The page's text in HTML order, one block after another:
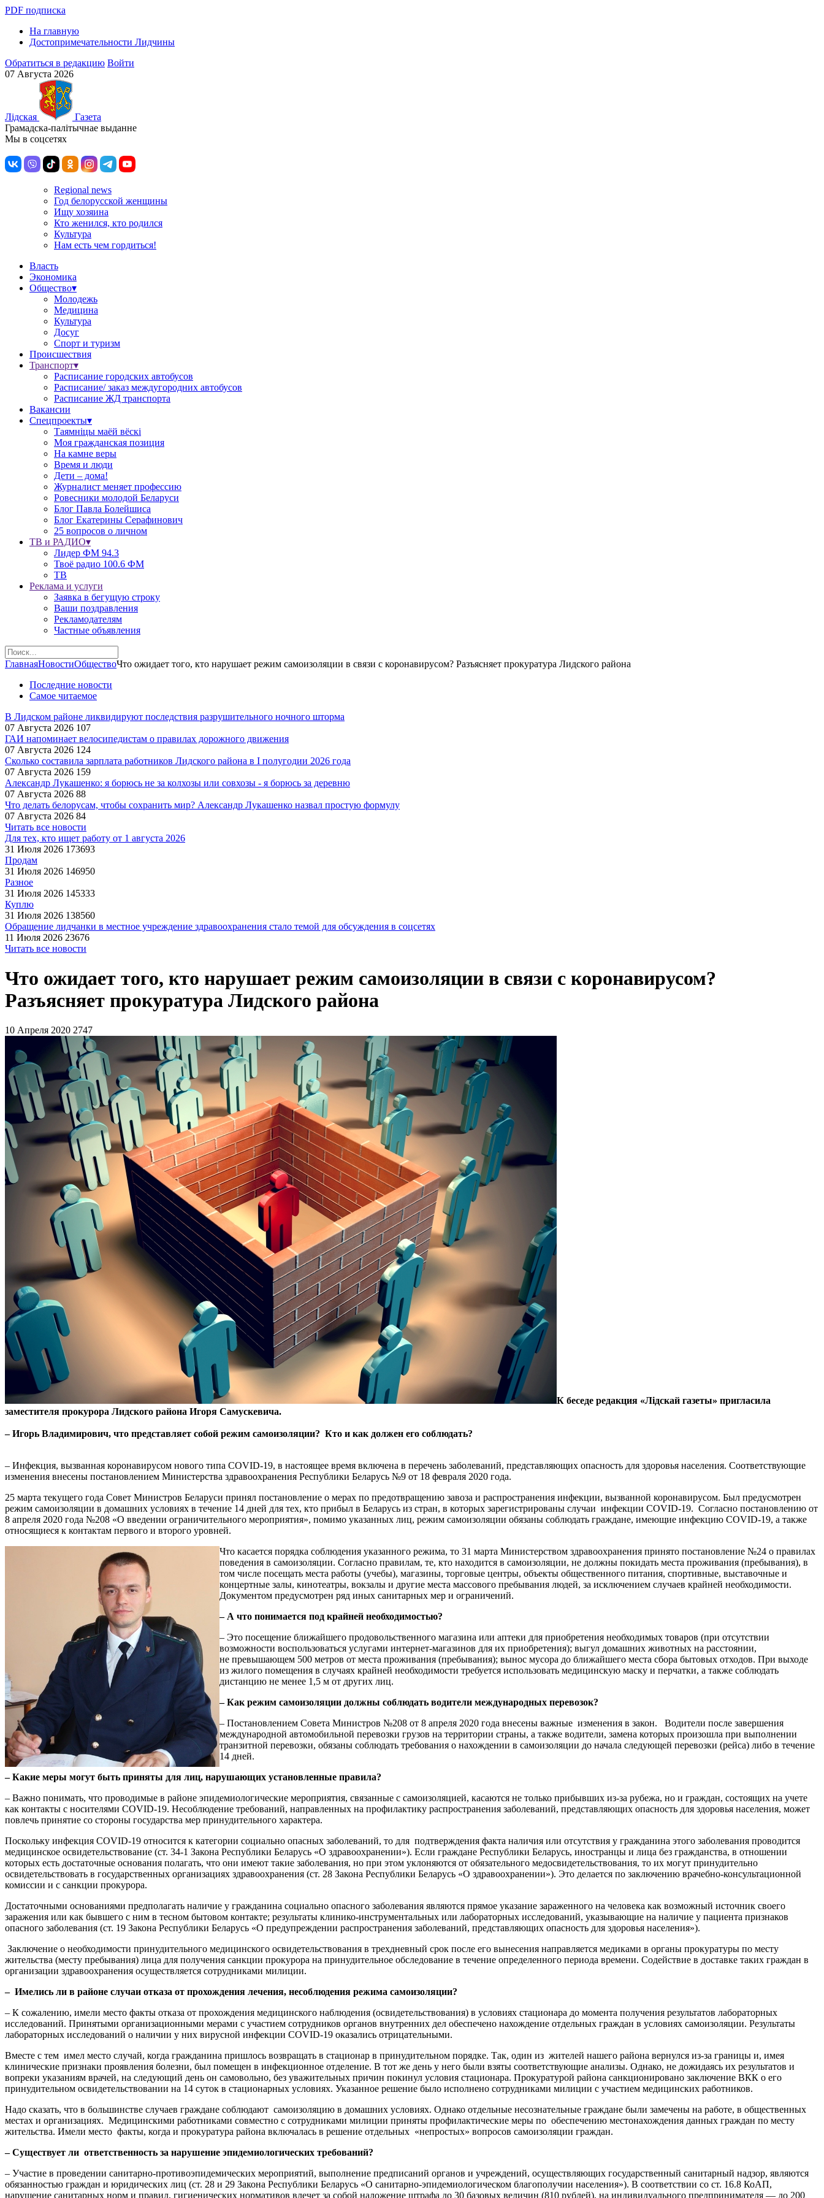
PDF подписка
На главную
Достопримечательности Лидчины
Обратиться в редакцию Войти
07 Августа 2026
Лiдская
Газета
Грамадска-палiтычнае выданне
Мы в соцсетях
Regional news
Год белорусской женщины
Ищу хозяина
Кто женился, кто родился
Культура
Нам есть чем гордиться!
Власть
Экономика
Общество▾
Молодежь
Медицина
Культура
Досуг
Спорт и туризм
Происшествия
Транспорт▾
Расписание городских автобусов
Расписание/ заказ междугородних автобусов
Расписание ЖД транспорта
Вакансии
Спецпроекты▾
Таямніцы маёй вёскі
Моя гражданская позиция
На камне веры
Время и люди
Дети – дома!
Журналист меняет профессию
Ровесники молодой Беларуси
Блог Павла Болейшиса
Блог Екатерины Серафинович
25 вопросов о личном
ТВ и РАДИО▾
Лидер ФМ 94.3
Твоё радио 100.6 ФМ
ТВ
Реклама и услуги
Заявка в бегущую строку
Ваши поздравления
Рекламодателям
Частные объявления
ГлавнаяНовостиОбществоЧто ожидает того, кто нарушает режим самоизоляции в связи с коронавирусом? Разъясняет прокуратура Лидского района
Последние новости
Самое читаемое
В Лидском районе ликвидируют последствия разрушительного ночного шторма
07 Августа 2026 107
ГАИ напоминает велосипедистам о правилах дорожного движения
07 Августа 2026 124
Сколько составила зарплата работников Лидского района в I полугодии 2026 года
07 Августа 2026 159
Александр Лукашенко: я борюсь не за колхозы или совхозы - я борюсь за деревню
07 Августа 2026 88
Что делать белорусам, чтобы сохранить мир? Александр Лукашенко назвал простую формулу
07 Августа 2026 84
Читать все новости
Для тех, кто ищет работу от 1 августа 2026
31 Июля 2026 173693
Продам
31 Июля 2026 146950
Разное
31 Июля 2026 145333
Куплю
31 Июля 2026 138560
Обращение лидчанки в местное учреждение здравоохранения стало темой для обсуждения в соцсетях
11 Июля 2026 23676
Читать все новости
Что ожидает того, кто нарушает режим самоизоляции в связи с коронавирусом?
Разъясняет прокуратура Лидского района
10 Апреля 2020 2747
К беседе редакция «Лідскай газеты» пригласила
заместителя прокурора Лидского района Игоря Самускевича.
– Игорь Владимирович, что представляет собой режим самоизоляции? Кто и как должен его соблюдать?
– Инфекция, вызванная коронавирусом нового типа COVID-19, в настоящее время включена в перечень заболеваний, представляющих опасность для здоровья населения. Соответствующие
изменения внесены постановлением Министерства здравоохранения Республики Беларусь №9 от 18 февраля 2020 года.
25 марта текущего года Совет Министров Беларуси принял постановление о мерах по предотвращению завоза и распространения инфекции, вызванной коронавирусом. Был предусмотрен
режим самоизоляции в домашних условиях в течение 14 дней для тех, кто прибыл в Беларусь из стран, в которых зарегистрированы случаи инфекции COVID-19. Согласно постановлению от
8 апреля 2020 года №208 «О введении ограничительного мероприятия», помимо указанных лиц, режим самоизоляции обязаны соблюдать граждане, имеющие инфекцию COVID-19, а также
относящиеся к контактам первого и второго уровней.
Что касается порядка соблюдения указанного режима, то 31 марта Министерством здравоохранения принято постановление №24 о правилах
поведения в самоизоляции. Согласно правилам, те, кто находится в самоизоляции, не должны покидать места проживания (пребывания), в
том числе посещать места работы (учебы), магазины, торговые центры, объекты общественного питания, спортивные, выставочные и
концертные залы, кинотеатры, вокзалы и другие места массового пребывания людей, за исключением случаев крайней необходимости.
Документом предусмотрен ряд иных санитарных мер и ограничений.
– А что понимается под крайней необходимостью?
– Это посещение ближайшего продовольственного магазина или аптеки для приобретения необходимых товаров (при отсутствии
возможности воспользоваться услугами интернет-магазинов для их приобретения); выгул домашних животных на расстоянии,
не превышающем 500 метров от места проживания (пребывания); вынос мусора до ближайшего места сбора бытовых отходов. При выходе
из жилого помещения в случаях крайней необходимости требуется использовать медицинскую маску и перчатки, а также соблюдать
дистанцию не менее 1,5 м от других лиц.
– Как режим самоизоляции должны соблюдать водители международных перевозок?
– Постановлением Совета Министров №208 от 8 апреля 2020 года внесены важные изменения в закон. Водители после завершения
международной автомобильной перевозки грузов на территории страны, а также водители, замена которых произошла при выполнении
транзитной перевозки, обязаны соблюдать требования о нахождении в самоизоляции до начала следующей перевозки (рейса) либо в течение
14 дней.
– Какие меры могут быть приняты для лиц, нарушающих установленные правила?
– Важно понимать, что проводимые в районе эпидемиологические мероприятия, связанные с самоизоляцией, касаются не только прибывших из-за рубежа, но и граждан, состоящих на учете
как контакты с носителями COVID-19. Несоблюдение требований, направленных на профилактику распространения заболеваний, представляющих опасность для здоровья населения, может
повлечь принятие со стороны государства мер принудительного характера.
Поскольку инфекция COVID-19 относится к категории социально опасных заболеваний, то для подтверждения факта наличия или отсутствия у гражданина этого заболевания проводится
медицинское освидетельствование (ст. 34-1 Закона Республики Беларусь «О здравоохранении»). Если граждане Республики Беларусь, иностранцы и лица без гражданства, в отношении
которых есть достаточные основания полагать, что они имеют такие заболевания, но при этом уклоняются от обязательного медосвидетельствования, то их могут принудительно
освидетельствовать в государственных организациях здравоохранения (ст. 28 Закона Республики Беларусь «О здравоохранении»). Это делается по заключению врачебно-консультационной
комиссии и с санкции прокурора.
Достаточными основаниями предполагать наличие у гражданина социально опасного заболевания являются прямое указание зараженного на человека как возможный источник своего
заражения или как бывшего с ним в тесном бытовом контакте; результаты клинико-инструментальных или лабораторных исследований, указывающие на наличие у пациента признаков
опасного заболевания (ст. 19 Закона Республики Беларусь «О предупреждении распространения заболеваний, представляющих опасность для здоровья населения»).
Заключение о необходимости принудительного медицинского освидетельствования в трехдневный срок после его вынесения направляется медиками в органы прокуратуры по месту
жительства (месту пребывания) лица для получения санкции прокурора на принудительное обследование в течение определенного периода времени. Содействие в доставке таких граждан в
организации здравоохранения осуществляется сотрудниками милиции.
– Имелись ли в районе случаи отказа от прохождения лечения, несоблюдения режима самоизоляции?
– К сожалению, имели место факты отказа от прохождения медицинского наблюдения (освидетельствования) в условиях стационара до момента получения результатов лабораторных
исследований. Принятыми организационными мерами с участием сотрудников органов внутренних дел обеспечено нахождение отдельных граждан в условиях самоизоляции. Результаты
лабораторных исследований о наличии у них вирусной инфекции COVID-19 оказались отрицательными.
Вместе с тем имел место случай, когда гражданина пришлось возвращать в стационар в принудительном порядке. Так, один из жителей нашего района вернулся из-за границы и, имея
клинические признаки проявления болезни, был помещен в инфекционное отделение. В тот же день у него были взяты соответствующие анализы. Однако, не дожидаясь их результатов и
вопреки указаниям врачей, на следующий день он самовольно, без уважительных причин покинул условия стационара. Прокуратурой района санкционировано заключение ВКК о его
принудительном освидетельствовании на 14 суток в стационарных условиях. Указанное решение было исполнено сотрудниками милиции с участием медицинских работников.
Надо сказать, что в большинстве случаев граждане соблюдают самоизоляцию в домашних условиях. Однако отдельные несознательные граждане были замечены на работе, в общественных
местах и организациях. Медицинскими работниками совместно с сотрудниками милиции приняты профилактические меры по обеспечению местонахождения данных граждан по месту
жительства. Имели место факты, когда и прокуратура района включалась в решение отдельных «непростых» вопросов самоизоляции граждан.
– Существует ли ответственность за нарушение эпидемиологических требований?
– Участие в проведении санитарно-противоэпидемических мероприятий, выполнение предписаний органов и учреждений, осуществляющих государственный санитарный надзор, являются
обязанностью граждан и юридических лиц (ст. 28 и 29 Закона Республики Беларусь «О санитарно-эпидемиологическом благополучии населения»). В соответствии со ст. 16.8 КоАП,
нарушение санитарных норм и правил, гигиенических нормативов влечет за собой наложение штрафа до 30 базовых величин (810 рублей), на индивидуального предпринимателя — до 200